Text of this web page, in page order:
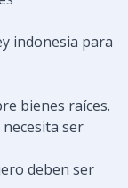
indonesia para
bienes raíces.
ser
deben ser